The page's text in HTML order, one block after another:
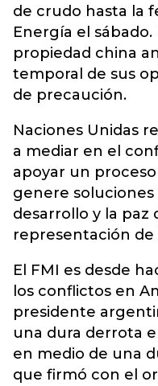
de crudo hasta la
Energía el
propiedad china
temporal de sus
de precaución.
Naciones Unidas
a mediar en el
apoyar un
genere soluciones
desarrollo y la paz
representación de
El FMI es desde
los conflictos en
presidente
una dura derrota
en medio de una
que firmó con el